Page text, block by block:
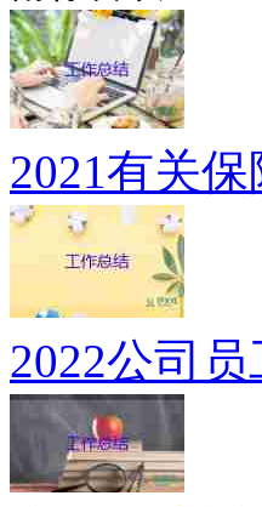
2021有关
2022公司